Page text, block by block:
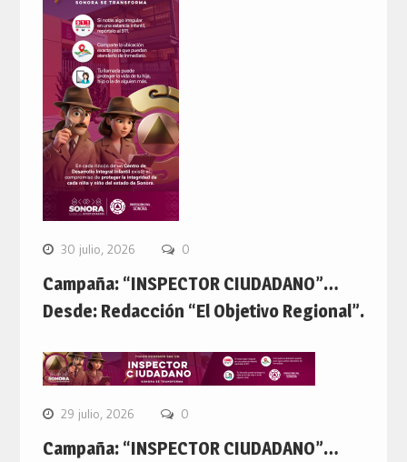
30 julio, 2026 0
Campaña: “INSPECTOR CIUDADANO”…
Desde: Redacción “El Objetivo Regional”.
29 julio, 2026 0
Campaña: “INSPECTOR CIUDADANO”…